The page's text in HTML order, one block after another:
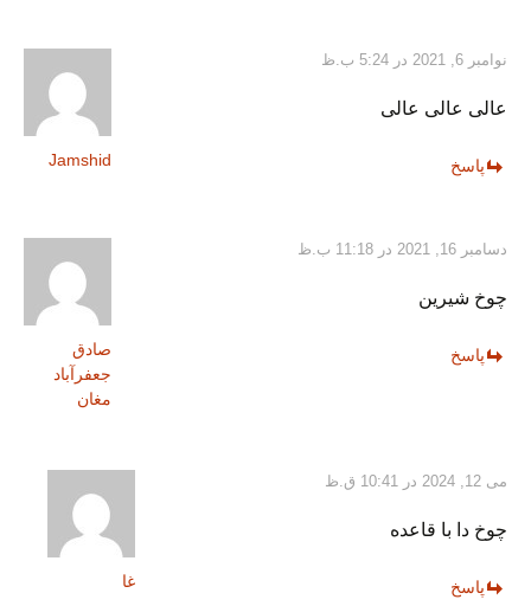
Jamshid
نوامبر 6, 2021 در 5:24 ب.ظ
عالی عالی عالی
پاسخ
صادق
جعفرآباد
مغان
دسامبر 16, 2021 در 11:18 ب.ظ
چوخ شیرین
پاسخ
غا
می 12, 2024 در 10:41 ق.ظ
چوخ دا با قاعده
پاسخ